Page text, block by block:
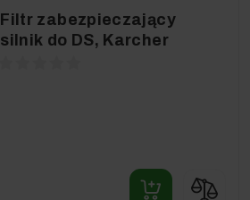
Filtr zabezpieczający
silnik do DS, Karcher